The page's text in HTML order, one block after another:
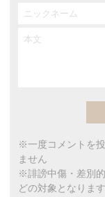
※一度コメントを
ません
※誹謗中傷・差別
どの対象となりま